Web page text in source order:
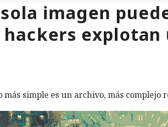
sola imagen
más simple es un archivo, más complejo